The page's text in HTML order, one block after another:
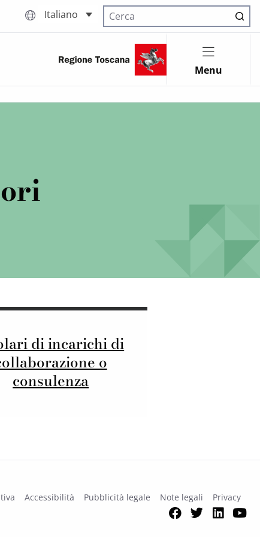
Italiano
Cerca nel sito
Menu
di incarichi di
o
consulenza
Accessibilità Pubblicità legale Note legali Privacy
Facebook
Twitter